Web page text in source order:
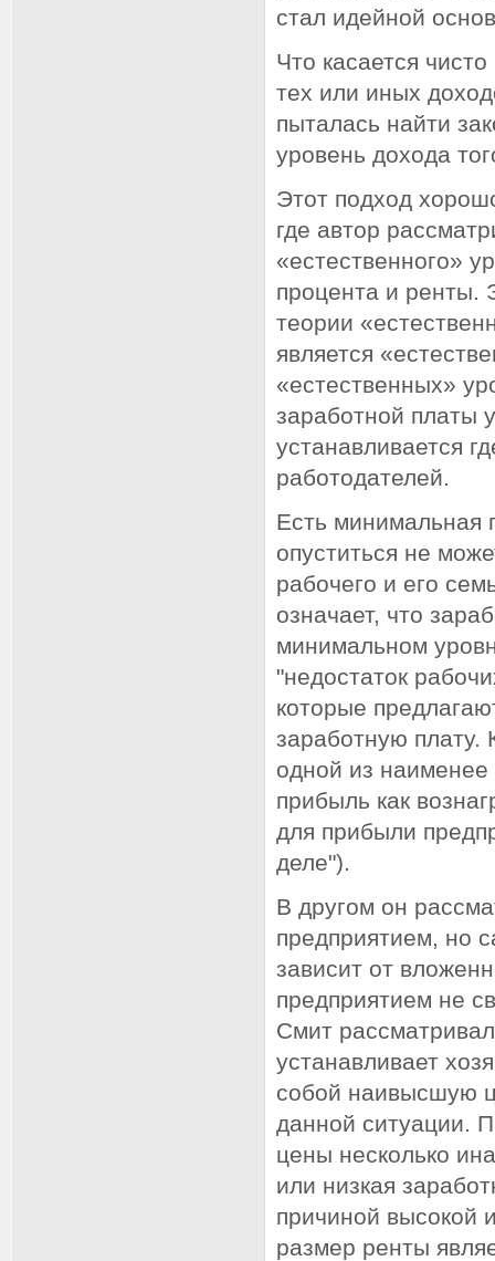
стал идейной
Что касается
тех или иных
пыталась найти
уровень дохода
Этот подход
где автор
«естественного»
процента и ренты.
теории
является
«естественных»
заработной платы
устанавливается
работодателей.
Есть минимальная
опуститься не
рабочего и его
означает, что
минимальном
"недостаток
которые
заработную плату.
одной из
прибыль как
для прибыли
деле").
В другом он
предприятием, но
зависит от
предприятием не
Смит
устанавливает
собой наивысшую
данной ситуации.
цены несколько
или низкая
причиной высокой
размер ренты